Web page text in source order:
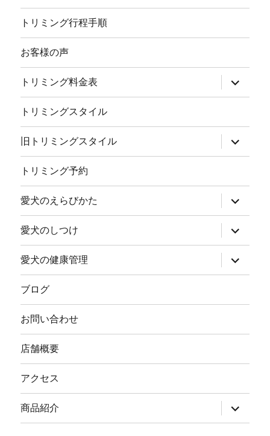
トリミング行程手順
お客様の声
トリミング料金表
サ
ブ
メ
ー
を
展
開
トリミングスタイル
旧トリミングスタイル
サ
ブ
メ
ー
を
展
開
トリミング予約
愛犬のえらびかた
サ
ブ
メ
ニ
ュ
ー
を
展
開
愛犬のしつけ
サ
ブ
メ
ニ
ュ
ー
開
愛犬の健康管理
サ
ブ
メ
ー
開
ブログ
お問い合わせ
店舗概要
アクセス
商品紹介
サ
ブ
メ